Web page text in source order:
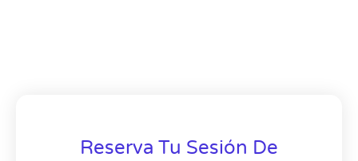
Reserva Tu Sesión De